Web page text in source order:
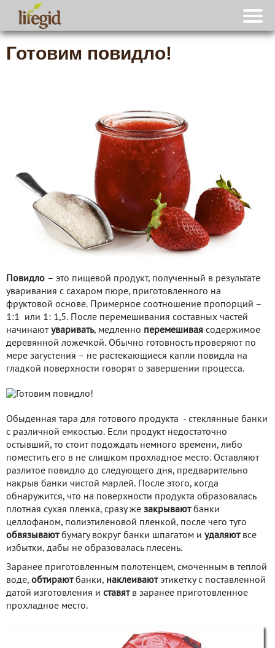
Готовим повидло!
Повидло – это пищевой продукт, полученный в результате
уваривания с сахаром пюре, приготовленного на
фруктовой основе. Примерное соотношение пропорций –
1:1 или 1: 1,5. После перемешивания составных частей
начинают уваривать, медленно перемешивая содержимое
деревянной ложечкой. Обычно готовность проверяют по
мере загустения – не растекающиеся капли повидла на
гладкой поверхности говорят о завершении процесса.
Обыденная тара для готового продукта - стеклянные банки
с различной емкостью. Если продукт недостаточно
остывший, то стоит подождать немного времени, либо
поместить его в не слишком прохладное место. Оставляют
разлитое повидло до следующего дня, предварительно
накрыв банки чистой марлей. После этого, когда
обнаружится, что на поверхности продукта образовалась
плотная сухая пленка, сразу же закрываютбанки
целлофаном, полиэтиленовой пленкой, после чего туго
обвязывают бумагу вокруг банки шпагатом и удаляют все
избытки, дабы не образовалась плесень.
Заранее приготовленным полотенцем, смоченным в теплой
воде, обтирают банки, наклеивают этикетку с поставленной
датой изготовления и ставят в заранее приготовленное
прохладное место.